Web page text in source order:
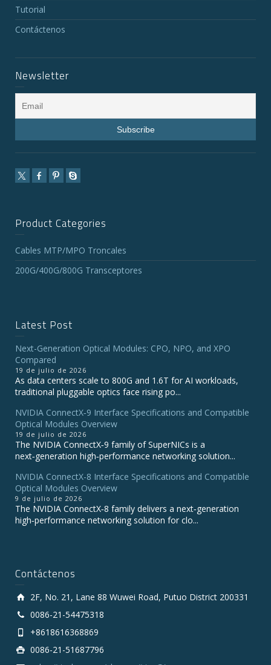
Tutorial
Contáctenos
Newsletter
Product Categories
Cables MTP/MPO Troncales
200G/400G/800G Transceptores
Latest Post
Next-Generation Optical Modules: CPO, NPO, and XPO
Compared
19 de julio de 2026
As data centers scale to 800G and 1.6T for AI workloads,
traditional pluggable optics face rising po...
NVIDIA ConnectX‑9 Interface Specifications and Compatible
Optical Modules Overview
19 de julio de 2026
The NVIDIA ConnectX‑9 family of SuperNICs is a
next‑generation high‑performance networking solution...
NVIDIA ConnectX-8 Interface Specifications and Compatible
Optical Modules Overview
9 de julio de 2026
The NVIDIA ConnectX‑8 family delivers a next‑generation
high‑performance networking solution for clo...
Contáctenos
2F, No. 21, Lane 88 Wuwei Road, Putuo District 200331
0086-21-54475318
+8618616368869
0086-21-51687796